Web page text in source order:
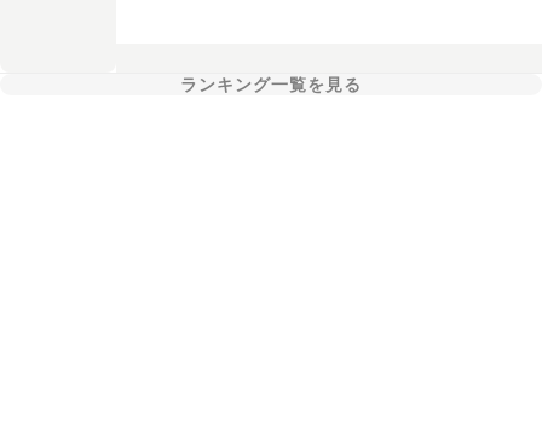
ランキング一覧を見る